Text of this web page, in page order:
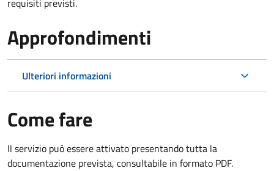
Approfondimenti
Ulteriori informazioni
Come fare
Il servizio può essere attivato presentando tutta la
documentazione prevista, consultabile in formato PDF.